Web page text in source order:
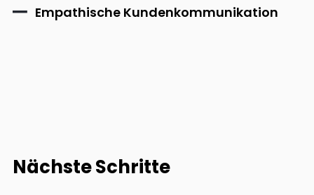
Empathische Kundenkommunikation
Nächste Schritte